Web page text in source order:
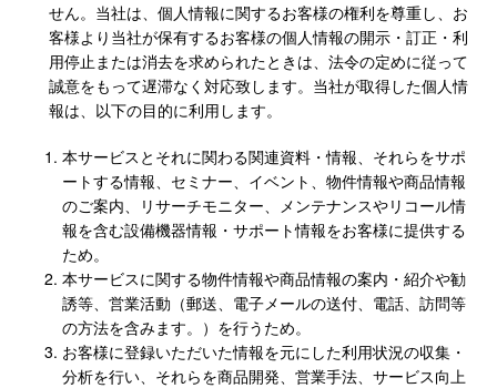
せん。当社は、個人情報に関するお客様の権利を尊重し、お
客様より当社が保有するお客様の個人情報の開示・訂正・利
用停止または消去を求められたときは、法令の定めに従って
誠意をもって遅滞なく対応致します。当社が取得した個人情
報は、以下の目的に利用します。
本サービスとそれに関わる関連資料・情報、それらをサポ
ートする情報、セミナー、イベント、物件情報や商品情報
のご案内、リサーチモニター、メンテナンスやリコール情
報を含む設備機器情報・サポート情報をお客様に提供する
ため。
本サービスに関する物件情報や商品情報の案内・紹介や勧
誘等、営業活動（郵送、電子メールの送付、電話、訪問等
の方法を含みます。）を行うため。
お客様に登録いただいた情報を元にした利用状況の収集・
分析を行い、それらを商品開発、営業手法、サービス向上